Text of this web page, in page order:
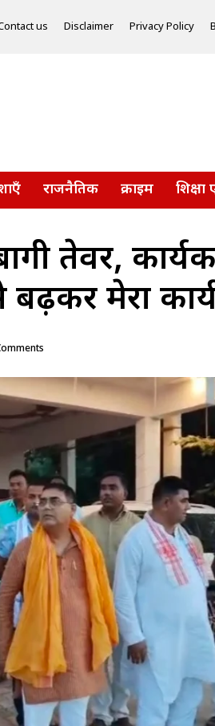
us Disclaimer Privacy Policy
राजनैतिक क्राइम शिक्षा
तेवर,
बढ़कर मेरा